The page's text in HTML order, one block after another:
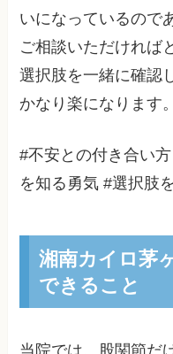
いになっているので
ご相談いただければ
選択肢を一緒に確認
かなり楽になります。
#不安との付き合い
を知る勇気 #選択肢
湘南カイロ茅
できること